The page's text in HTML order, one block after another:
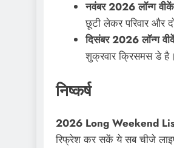
नवंबर 2026 लॉन्ग
छूटी लेकर परिवार और
दिसंबर 2026 लॉन्ग
शुक्रवार क्रिसमस डे
निष्कर्ष
2026 Long Weekend
रिफ्रेश कर सकें ये सब चीजे